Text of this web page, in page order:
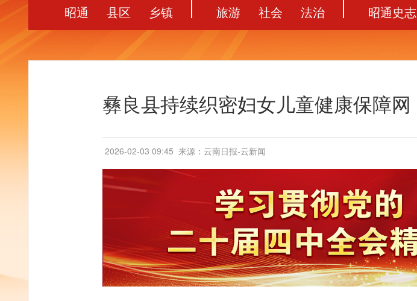
昭通
县区 乡镇
旅游
社会 法治
昭通史志
彝良县持续织密妇女儿童健康保障网
2026-02-03 09:45 来源：云南日报-云新闻